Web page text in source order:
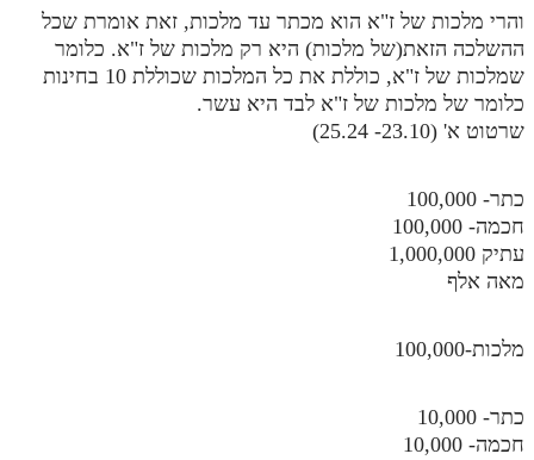
והרי מלכות של ז"א הוא מכתר עד מלכות, זאת אומרת שכל
ההשלכה הזאת(של מלכות) היא רק מלכות של ז"א. כלומר
שמלכות של ז"א, כוללת את כל המלכות שכוללת 10 בחינות
כלומר של מלכות של ז"א לבד היא עשר.
שרטוט א' (23.10- 25.24)
כתר- 100,000
חכמה- 100,000
עתיק 1,000,000
מאה אלף
מלכות-100,000
כתר- 10,000
חכמה- 10,000